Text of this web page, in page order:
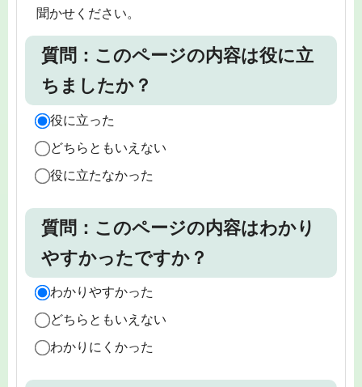
聞かせください。
質問：このページの内容は役に立
ちましたか？
役に立った
どちらともいえない
役に立たなかった
質問：このページの内容はわかり
やすかったですか？
わかりやすかった
どちらともいえない
わかりにくかった